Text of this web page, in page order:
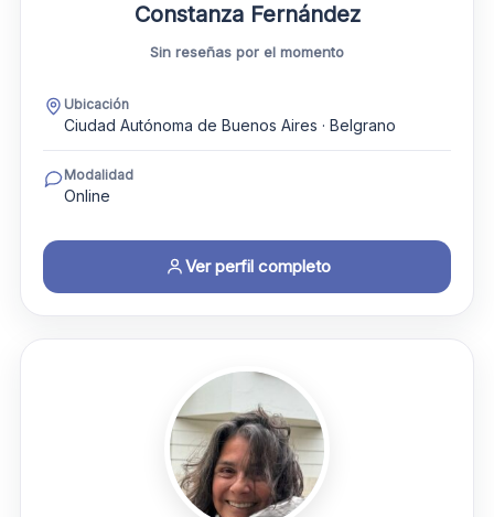
Constanza Fernández
Sin reseñas por el momento
Ubicación
Ciudad Autónoma de Buenos Aires · Belgrano
Modalidad
Online
Ver perfil completo